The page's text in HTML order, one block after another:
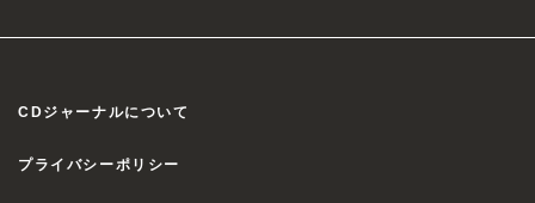
CDジャーナルについて
プライバシーポリシー